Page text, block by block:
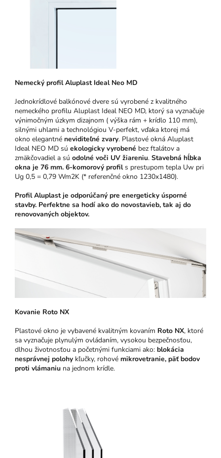
Nemecký profil Aluplast Ideal Neo MD
Jednokrídlové balkónové dvere sú vyrobené z kvalitného
nemeckého profilu Aluplast Ideal NEO MD, ktorý sa vyznačuje
výnimočným úzkym dizajnom ( výška rám + krídlo 110 mm),
silnými uhlami a technológiou V-perfekt, vďaka ktorej má
okno elegantné neviditeľné zvary. Plastové okná Aluplast
Ideal NEO MD sú ekologicky vyrobené bez ftalátov a
zmäkčovadiel a sú odolné voči UV žiareniu. Stavebná hĺbka
okna je 76 mm. 6-komorový profils prestupom tepla Uw pri
Ug 0,5 = 0,79 Wm2K (* referenčné okno 1230x1480).
Profil Aluplast je odporúčaný pre energeticky úsporné
stavby. Perfektne sa hodí ako do novostavieb, tak aj do
renovovaných objektov.
Kovanie Roto NX
Plastové okno je vybavené kvalitným kovaním Roto NX, ktoré
sa vyznačuje plynulým ovládaním, vysokou bezpečnosťou,
dlhou životnosťou a početnými funkciami ako: blokácia
nesprávnej polohy kľučky, rohové mikrovetranie, päť bodov
proti vlámaniu na jednom krídle.